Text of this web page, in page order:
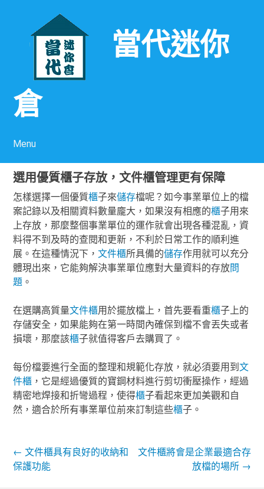
當代迷你
倉
Menu
選用優質櫃子存放，文件櫃管理更有保障
怎樣選擇一個優質櫃子來儲存檔呢？如今事業單位上的檔
案記錄以及相關資料數量龐大，如果沒有相應的櫃子用來
上存放，那麼整個事業單位的運作就會出現各種混亂，資
料得不到及時的查閱和更新，不利於日常工作的順利進
展。在這種情況下，文件櫃所具備的儲存作用就可以充分
體現出來，它能夠解決事業單位應對大量資料的存放問
題 。
在選購高質量文件櫃用於擺放檔上，首先要看重櫃子上的
存儲安全，如果能夠在第一時間內確保到檔不會丟失或者
損壞，那麼該櫃子就值得客戶去購買了。
每份檔要進行全面的整理和規範化存放，就必須要用到文
件櫃 ，它是經過優質的寶鋼材料進行剪切衝壓操作，經過
精密地焊接和折彎過程，使得櫃子看起來更加美觀和自
然，適合於所有事業單位前來訂制這些櫃子。
Post navigation
← 文件櫃具有良好的收納和
保護功能
文件櫃將會是企業最適合存
放檔的場所 →